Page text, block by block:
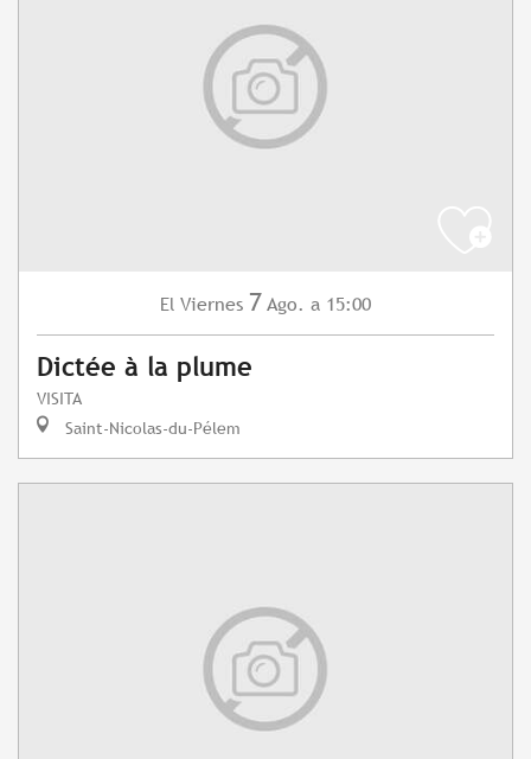
El Viernes 7 Ago. a 15:00
Dictée à la plume
VISITA
Saint-Nicolas-du-Pélem